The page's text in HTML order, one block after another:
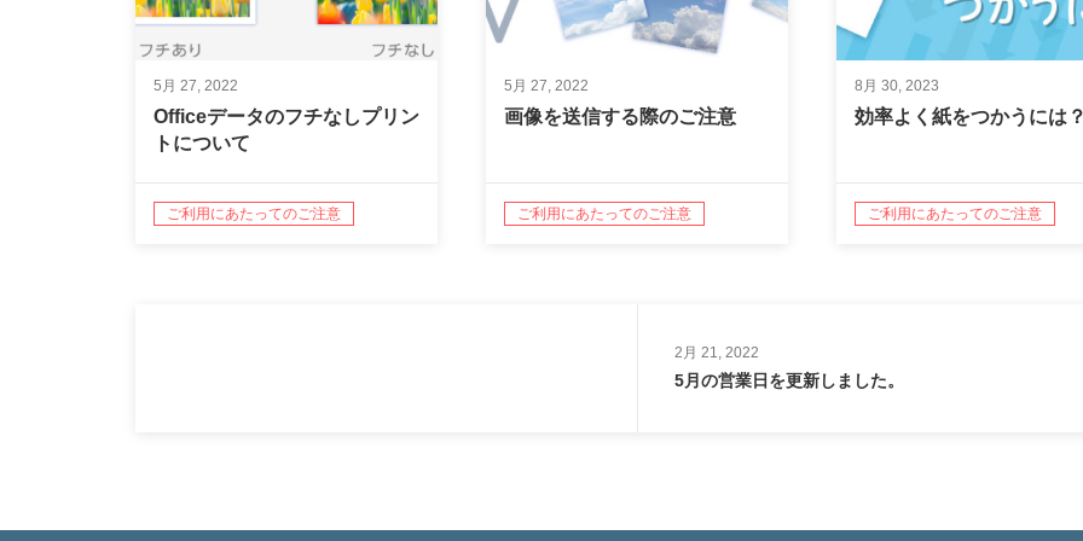
5月 27, 2022
Officeデータのフチなしプリン
トについて
ご利用にあたってのご注意
5月 27, 2022
画像を送信する際のご注意
ご利用にあたってのご注意
8月 30, 2023
効率よく紙をつかうには
ご利用にあたってのご注意
2月 21, 2022
5月の営業日を更新しました。